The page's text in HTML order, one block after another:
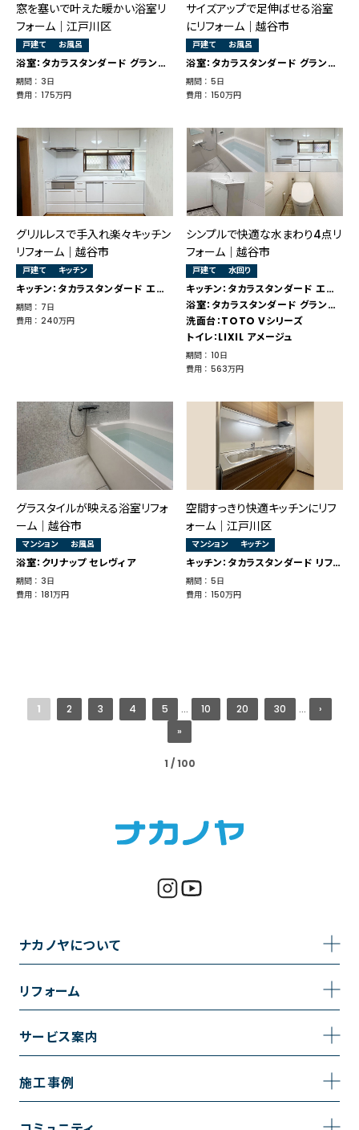
窓を塞いで叶えた暖かい浴室リ
フォーム｜江戸川区
戸建て お風呂
浴室：タカラスタンダード グランスパ
期間 ： 3日
費用 ： 175万円
サイズアップで足伸ばせる浴室
にリフォーム｜越谷市
戸建て お風呂
浴室：タカラスタンダード グランスパ
期間 ： 5日
費用 ： 150万円
グリルレスで手入れ楽々キッチン
リフォーム｜越谷市
戸建て キッチン
キッチン：タカラスタンダード エーデル
期間 ： 7日
費用 ： 240万円
シンプルで快適な水まわり4点リ
フォーム｜越谷市
戸建て 水回り
キッチン：タカラスタンダード エーデル
浴室：タカラスタンダード グランスパ
洗面台：TOTO Vシリーズ
トイレ：LIXIL アメージュ
期間 ： 10日
費用 ： 563万円
グラスタイルが映える浴室リフォ
ーム│越谷市
マンション お風呂
浴室：クリナップ セレヴィア
期間 ： 3日
費用 ： 181万円
空間すっきり快適キッチンにリフ
ォーム｜江戸川区
マンション キッチン
キッチン：タカラスタンダード リフィット
期間 ： 5日
費用 ： 150万円
1 / 100
1 2 3 4 5 ... 10 20 30 ...
›
»
ナカノヤについて
事業内容
採用情報
リフォーム
トイレのリフォーム
キッチンのリフォーム
サービス案内
サービスの流れ
施工事例
施工事例一覧